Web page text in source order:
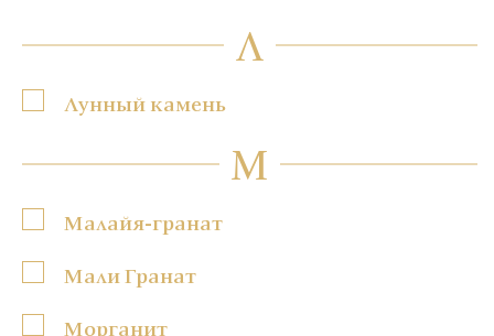
Л
Лунный камень
М
Малайя-гранат
Мали Гранат
Морганит